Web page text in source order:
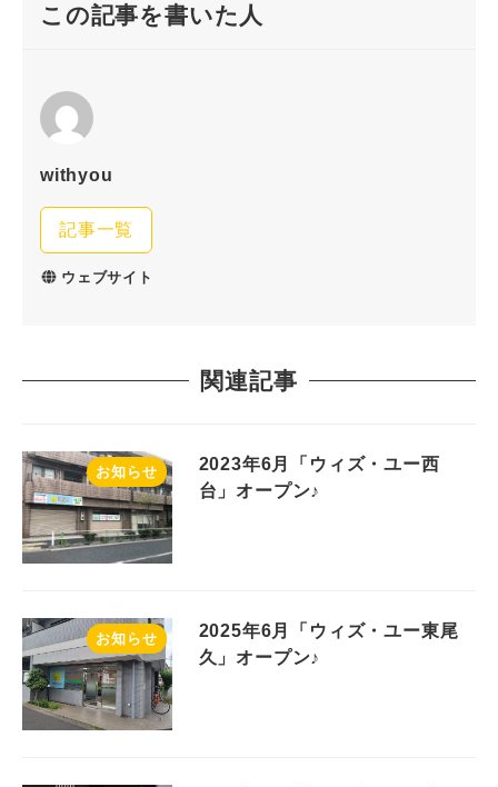
この記事を書いた人
withyou
記事一覧
ウェブサイト
関連記事
お知らせ
2023年6月「ウィズ・ユー西
台」オープン♪
お知らせ
2025年6月「ウィズ・ユー東尾
久」オープン♪